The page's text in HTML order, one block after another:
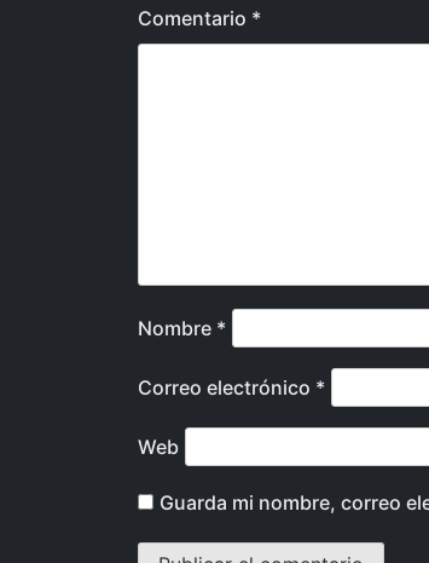
Comentario *
Nombre *
Correo electrónico *
Web
Guarda mi nombre, correo